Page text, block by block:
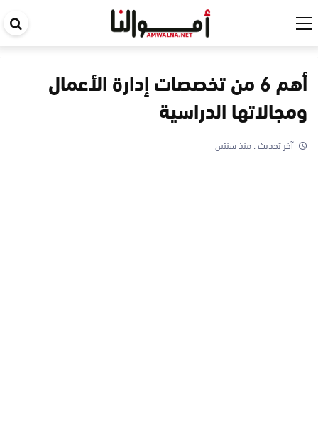
أهم 6 من تخصصات إدارة الأعمال
ومجالاتها الدراسية
آخر تحديث :منذ سنتين